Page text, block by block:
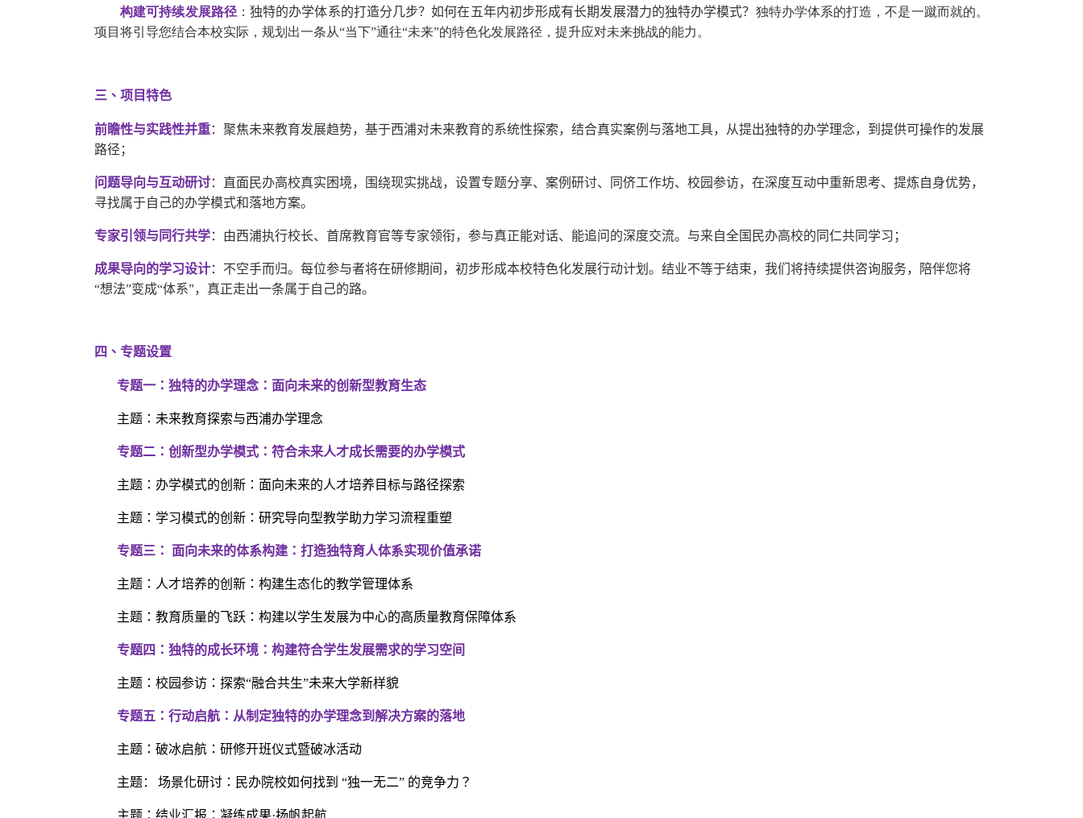
构建可持续发展路径：独特的办学体系的打造分几步？如何在五年内初步形成有长期发展潜力的独特办学模式？ 独特办学体系的打造，不是一蹴而就的。
项目将引导您结合本校实际，规划出一条从“当下”通往“未来”的特色化发展路径，提升应对未来挑战的能力。
三、项目特色
前瞻性与实践性并重：聚焦未来教育发展趋势，基于西浦对未来教育的系统性探索，结合真实案例与落地工具，从提出独特的办学理念，到提供可操作的发展
路径；
问题导向与互动研讨：直面民办高校真实困境，围绕现实挑战，设置专题分享、案例研讨、同侪工作坊、校园参访，在深度互动中重新思考、提炼自身优势，
寻找属于自己的办学模式和落地方案。
专家引领与同行共学：由西浦执行校长、首席教育官等专家领衔，参与真正能对话、能追问的深度交流。与来自全国民办高校的同仁共同学习；
成果导向的学习设计：不空手而归。每位参与者将在研修期间，初步形成本校特色化发展行动计划。结业不等于结束，我们将持续提供咨询服务，陪伴您将
“想法”变成“体系”，真正走出一条属于自己的路。
四、专题设置
专题一：独特的办学理念：面向未来的创新型教育生态
主题：未来教育探索与西浦办学理念
专题二：创新型办学模式：符合未来人才成长需要的办学模式
主题：办学模式的创新：面向未来的人才培养目标与路径探索
主题：学习模式的创新：研究导向型教学助力学习流程重塑
专题三： 面向未来的体系构建：打造独特育人体系实现价值承诺
主题：人才培养的创新：构建生态化的教学管理体系
主题：教育质量的飞跃：构建以学生发展为中心的高质量教育保障体系
专题四：独特的成长环境：构建符合学生发展需求的学习空间
主题：校园参访：探索“融合共生”未来大学新样貌
专题五：行动启航：从制定独特的办学理念到解决方案的落地
主题：破冰启航：研修开班仪式暨破冰活动
主题 ： 场景化研讨：民办院校如何找到 “独一无二” 的竞争力？
主题：结业汇报：凝练成果·扬帆起航